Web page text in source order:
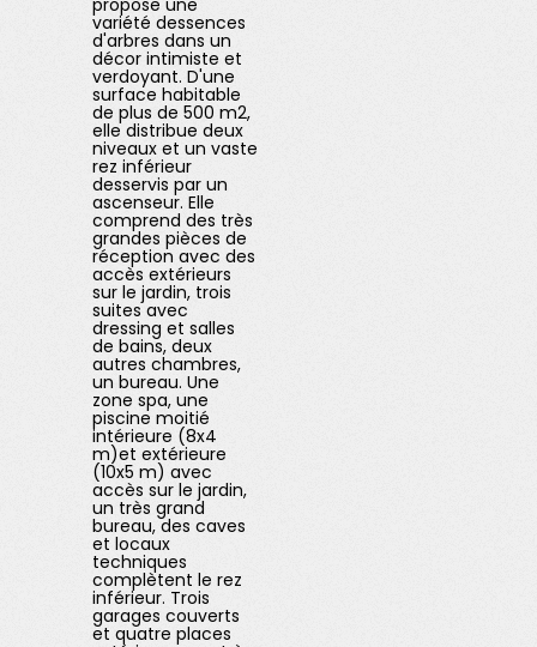
propose une
variété dessences
d'arbres dans un
décor intimiste et
verdoyant. D'une
surface habitable
de plus de 500 m2,
elle distribue deux
niveaux et un vaste
rez inférieur
desservis par un
ascenseur. Elle
comprend des très
grandes pièces de
réception avec des
accès extérieurs
sur le jardin, trois
suites avec
dressing et salles
de bains, deux
autres chambres,
un bureau. Une
zone spa, une
piscine moitié
intérieure (8x4
m)et extérieure
(10x5 m) avec
accès sur le jardin,
un très grand
bureau, des caves
et locaux
techniques
complètent le rez
inférieur. Trois
garages couverts
et quatre places